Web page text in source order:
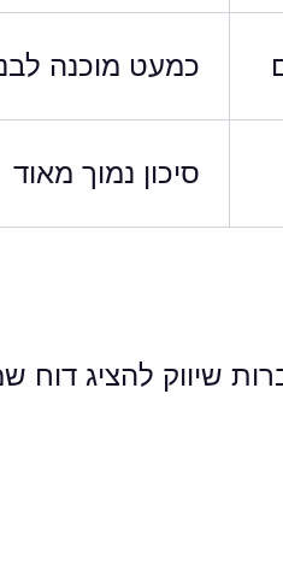
כמעט מוכנה
סיכון נמוך מאוד